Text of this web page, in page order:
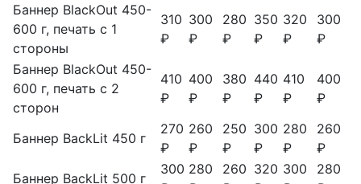
Баннер BlackOut 450-
600 г, печать с 1
стороны
310
₽
300
₽
280
₽
350
₽
320
₽
300
₽
Баннер BlackOut 450-
600 г, печать с 2
сторон
410
₽
400
₽
380
₽
440
₽
410
₽
400
₽
Баннер BackLit 450 г
270
₽
260
₽
250
₽
300
₽
280
₽
260
₽
Баннер BackLit 500 г
300 280
260 320 300
280